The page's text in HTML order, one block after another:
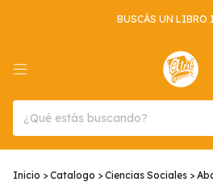
BUSCÁS UN LIBRO IMPOSIBLE? PEDÍLO
Inicio > Catalogo > Ciencias Sociales >